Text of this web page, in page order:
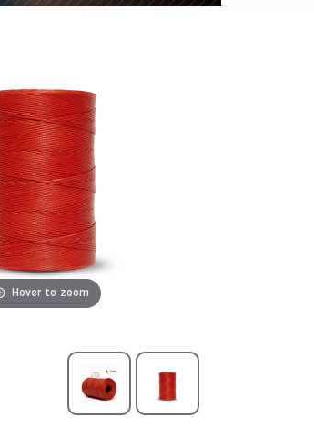
Hover to zoom